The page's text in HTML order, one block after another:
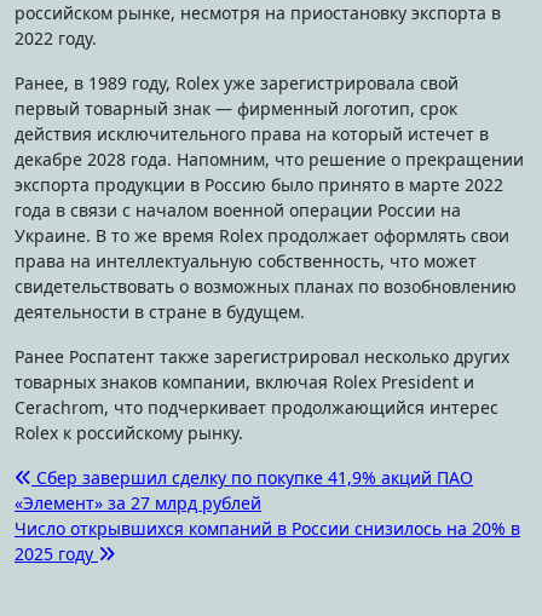
российском рынке, несмотря на приостановку экспорта в
2022 году.
Ранее, в 1989 году, Rolex уже зарегистрировала свой
первый товарный знак — фирменный логотип, срок
действия исключительного права на который истечет в
декабре 2028 года. Напомним, что решение о прекращении
экспорта продукции в Россию было принято в марте 2022
года в связи с началом военной операции России на
Украине. В то же время Rolex продолжает оформлять свои
права на интеллектуальную собственность, что может
свидетельствовать о возможных планах по возобновлению
деятельности в стране в будущем.
Ранее Роспатент также зарегистрировал несколько других
товарных знаков компании, включая Rolex President и
Cerachrom, что подчеркивает продолжающийся интерес
Rolex к российскому рынку.
Навигация
по
записям
Сбер завершил сделку по покупке 41,9% акций ПАО
«Элемент» за 27 млрд рублей
Число открывшихся компаний в России снизилось на 20% в
2025 году